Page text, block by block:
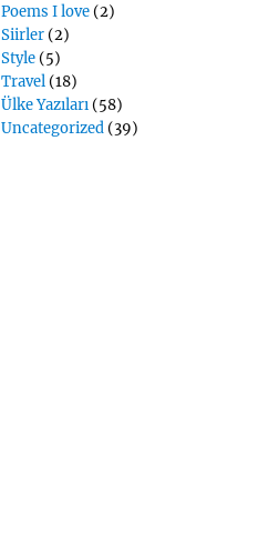
Poems I love(2)
Siirler(2)
Style(5)
Travel(18)
Ülke Yazıları(58)
Uncategorized(39)